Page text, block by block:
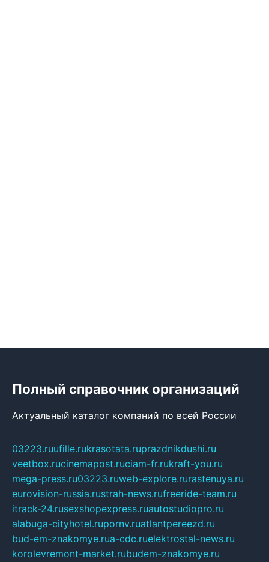
Полный справочник организаций
Актуальный каталог компаний по всей России
03223.ruufille.rukrasotata.ruprazdnikdushi.ru
veetbox.rucinemapost.ruciam-fr.rukraft-you.ru
mega-press.ru03223.ruweb-explore.rurastenuya.ru
eurovision-russia.rustrah-news.rufreeride-team.ru
itrack-24.rusexshopexpress.ruautostudiopro.ru
alabuga-cityhotel.rupornv.ruatlantpereezd.ru
bud-em-znakomye.rua-cdc.ruelektrostal-news.ru
korolevremont-market.rubudem-znakomye.ru